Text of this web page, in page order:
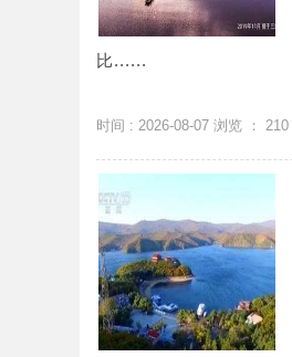
比......
时间 : 2026-08-07 浏览 ： 210